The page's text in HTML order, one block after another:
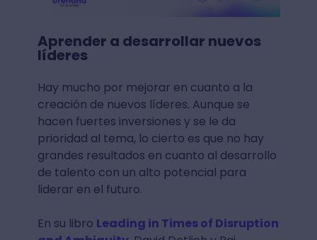
Aprender a desarrollar nuevos
líderes
Hay mucho por mejorar en cuanto a la
creación de nuevos líderes. Aunque se
hacen fuertes inversiones y se le da
prioridad al tema, lo cierto es que no hay
grandes resultados en cuanto al desarrollo
de talento con un alto potencial para
liderar en el futuro.
En su libro Leading in Times of Disruption